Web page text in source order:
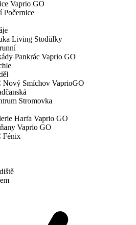
Vaprio GO
Počernice
Living Stodůlky
Pankrác Vaprio GO
Nový Smíchov VaprioGO
Stromovka
Harfa Vaprio GO
Vaprio GO
Fénix